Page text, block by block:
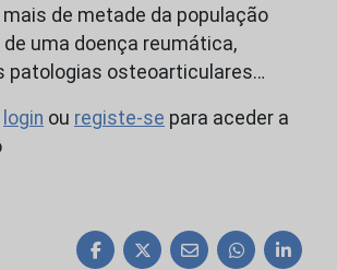
mais de metade da população
uma doença reumática,
patologias osteoarticulares…
login ou registe-se para aceder a